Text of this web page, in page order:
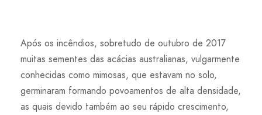
Após os incêndios, sobretudo de outubro de 2017
muitas sementes das acácias australianas, vulgarmente
conhecidas como mimosas, que estavam no solo,
germinaram formando povoamentos de alta densidade,
as quais devido também ao seu rápido crescimento,